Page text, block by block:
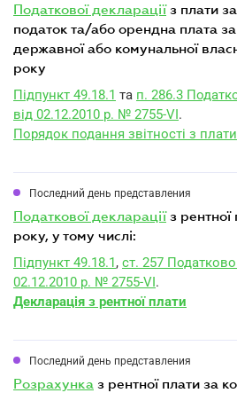
податкової декларації з плати
податок та/або орендна плата
державної або комунальної
року
Підпункт 49.18.1 та п. 286.3
від 02.12.2010 р. № 2755-VI.
Порядок подання звітності з
Последний день представления
податкової декларації з
року, у тому числі:
Підпункт 49.18.1, ст. 257
02.12.2010 р. № 2755-VI.
Декларація з рентної плати
Последний день представления
розрахунка з рентної плати за